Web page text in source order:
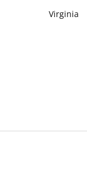
Virginia